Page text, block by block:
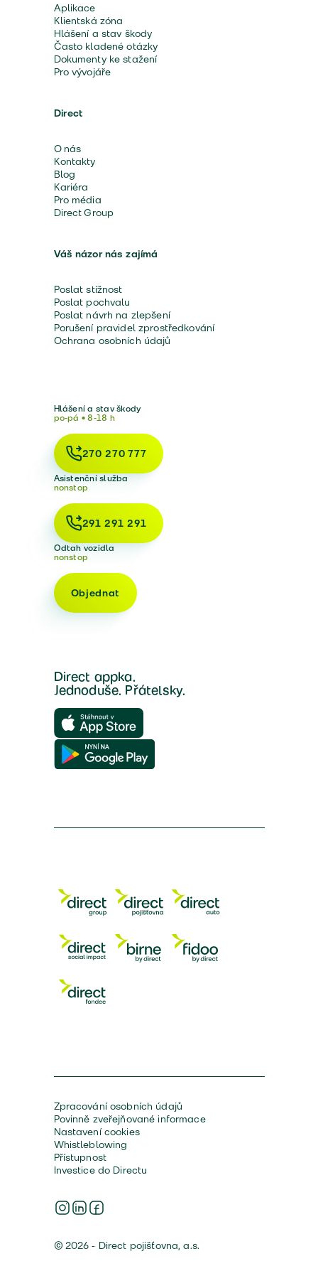
Aplikace
Klientská zóna
Hlášení a stav škody
Často kladené otázky
Dokumenty ke stažení
Pro vývojáře
Direct
O nás
Kontakty
Blog
Kariéra
Pro média
Direct Group
Váš názor nás zajímá
Poslat stížnost
Poslat pochvalu
Poslat návrh na zlepšení
Porušení pravidel zprostředkování
Ochrana osobních údajů
Hlášení a stav škody
po-pá • 8-18 h
270 270 777
Asistenční služba
nonstop
291 291 291
Odtah vozidla
nonstop
Objednat
Direct appka.
Jednoduše. Přátelsky.
Zpracování osobních údajů
Povinně zveřejňované informace
Nastavení cookies
Whistleblowing
Přístupnost
Investice do Directu
© 2026 - Direct pojišťovna, a.s.